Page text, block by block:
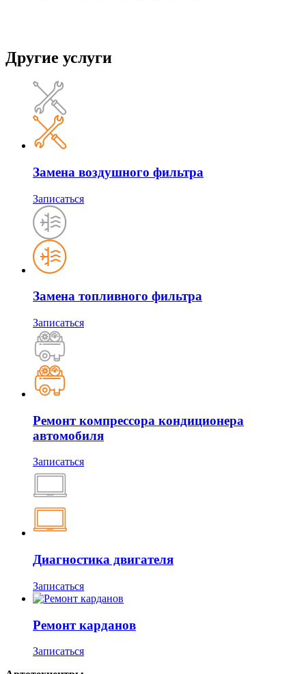
Другие услуги
Замена воздушного фильтра
Записаться
Замена топливного фильтра
Записаться
Ремонт компрессора кондиционера
автомобиля
Записаться
Диагностика двигателя
Записаться
Ремонт карданов
Записаться